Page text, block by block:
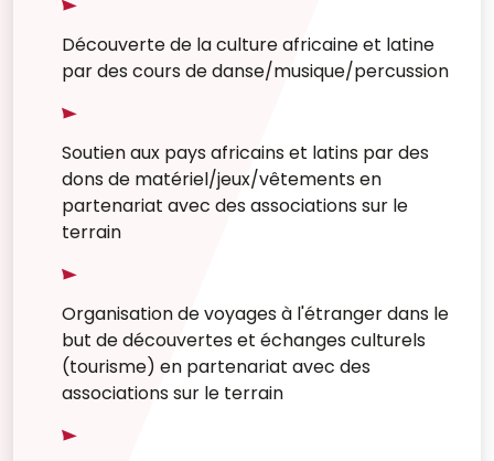
Découverte de la culture africaine et latine
par des cours de danse/musique/percussion
Soutien aux pays africains et latins par des
dons de matériel/jeux/vêtements en
partenariat avec des associations sur le
terrain
Organisation de voyages à l'étranger dans le
but de découvertes et échanges culturels
(tourisme) en partenariat avec des
associations sur le terrain